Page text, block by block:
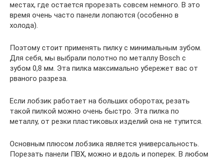
местах, где остается прорезать совсем немного. В это
время очень часто панели лопаются (особенно в
холода).
Поэтому стоит применять пилку с минимальным зубом.
Для себя, мы выбрали полотно по металлу Bosch с
зубом 0,8 мм. Эта пилка максимально убережет вас от
рваного разреза.
Если лобзик работает на больших оборотах, резать
такой пилкой можно очень быстро. Эта пилка по
металлу, от резки пластиковых изделий она не тупится.
Основным плюсом лобзика является универсальность.
Порезать панели ПВХ, можно и вдоль и поперек. В любом